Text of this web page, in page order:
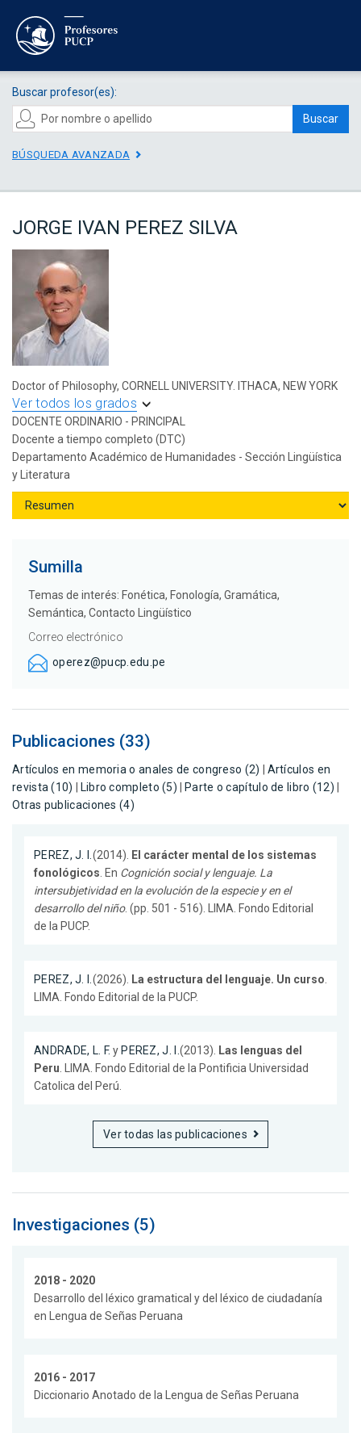
Buscar profesor(es):
Buscar
BÚSQUEDA AVANZADA
JORGE IVAN PEREZ SILVA
Doctor of Philosophy, CORNELL UNIVERSITY. ITHACA, NEW YORK
Ver todos los grados
DOCENTE ORDINARIO - PRINCIPAL
Docente a tiempo completo (DTC)
Departamento Académico de Humanidades - Sección Lingüística
y Literatura
Sumilla
Temas de interés: Fonética, Fonología, Gramática,
Semántica, Contacto Lingüístico
Correo electrónico
operez@pucp.edu.pe
Publicaciones (33)
Artículos en memoria o anales de congreso (2)
Artículos en
revista (10)
Libro completo (5) Parte o capítulo de libro (12)
Otras publicaciones (4)
PEREZ, J. I. (2014).
El carácter mental de los sistemas
fonológicos . En Cognición social y lenguaje. La
intersubjetividad en la evolución de la especie y en el
desarrollo del niño. (pp. 501 - 516). LIMA. Fondo Editorial
de la PUCP.
PEREZ, J. I. (2026). La estructura del lenguaje. Un curso
LIMA. Fondo Editorial de la PUCP.
ANDRADE, L. F. y PEREZ, J. I. (2013).
Las lenguas del
Peru . LIMA. Fondo Editorial de la Pontificia Universidad
Catolica del Perú.
Ver todas las publicaciones
Investigaciones (5)
2018 - 2020
Desarrollo del léxico gramatical y del léxico de ciudadanía
en Lengua de Señas Peruana
2016 - 2017
Diccionario Anotado de la Lengua de Señas Peruana